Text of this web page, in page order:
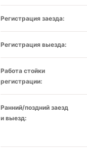
Регистрация заезда:
Регистрация выезда:
Работа стойки
регистрации:
Ранний/поздний заезд
и выезд: